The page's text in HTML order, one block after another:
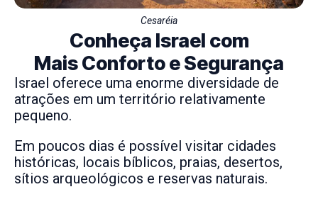
Cesaréia
Conheça Israel com
Mais Conforto e Segurança
Israel oferece uma enorme diversidade de
atrações em um território relativamente
pequeno.
Em poucos dias é possível visitar cidades
históricas, locais bíblicos, praias, desertos,
sítios arqueológicos e reservas naturais.